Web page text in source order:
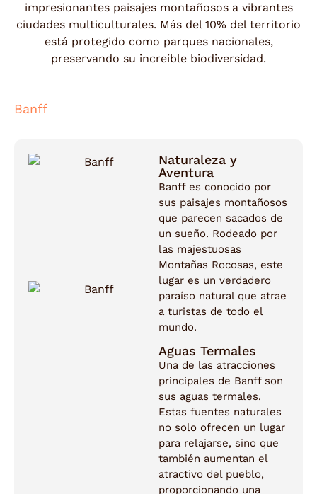
impresionantes paisajes montañosos a vibrantes
ciudades multiculturales. Más del 10% del territorio
está protegido como parques nacionales,
preservando su increíble biodiversidad.
Banff
Naturaleza y
Aventura
Banff es conocido por
sus paisajes montañosos
que parecen sacados de
un sueño. Rodeado por
las majestuosas
Montañas Rocosas, este
lugar es un verdadero
paraíso natural que atrae
a turistas de todo el
mundo.
Aguas Termales
Una de las atracciones
principales de Banff son
sus aguas termales.
Estas fuentes naturales
no solo ofrecen un lugar
para relajarse, sino que
también aumentan el
atractivo del pueblo,
proporcionando una